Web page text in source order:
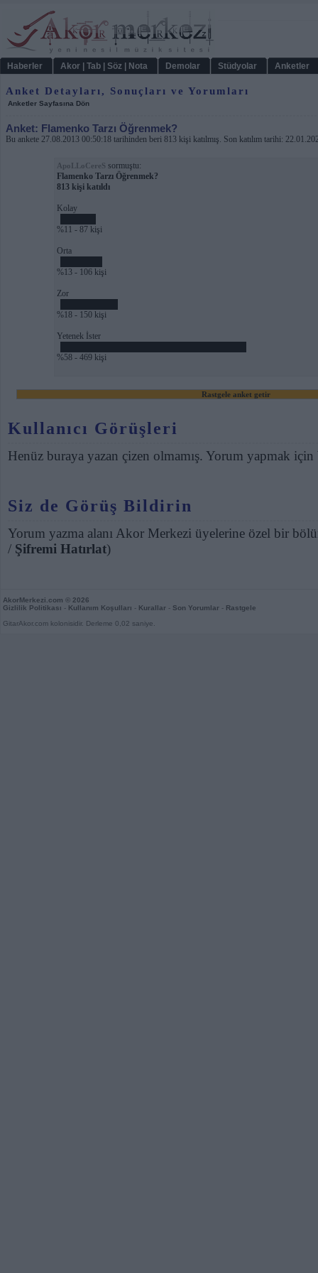
Haberler Akor | Tab | Söz | Nota Demolar Stüdyolar Anketler
Anket Detayları, Sonuçları ve Yorumları
Anketler Sayfasına Dön
Anket: Flamenko Tarzı Öğrenmek?
Bu ankete 27.08.2013 00:50:18 tarihinden beri 813 kişi katılmış. Son katılım tarihi:
ApoLLoCereS sormuştu:
Flamenko Tarzı Öğrenmek?
813 kişi katıldı
Kolay
%11 - 87 kişi
Orta
%13 - 106 kişi
Zor
%18 - 150 kişi
Yetenek İster
%58 - 469 kişi
Rastgele anket getir
Kullanıcı Görüşleri
Henüz buraya yazan çizen olmamış. Yorum yapmak için
Siz de Görüş Bildirin
Yorum yazma alanı Akor Merkezi üyelerine özel bir
/ Şifremi Hatırlat)
AkorMerkezi.com © 2026
Gizlilik Politikası - Kullanım Koşulları - Kurallar - Son Yorumlar - Rastgele
GitarAkor.com kolonisidir. Derleme 0,02 saniye.